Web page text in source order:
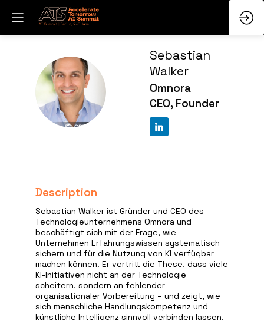
SW
Sebastian
Walker
Omnora
CEO, Founder
Description
Sebastian Walker ist Gründer und CEO des
Technologieunternehmens Omnora und
beschäftigt sich mit der Frage, wie
Unternehmen Erfahrungswissen systematisch
sichern und für die Nutzung von KI verfügbar
machen können. Er vertritt die These, dass viele
KI-Initiativen nicht an der Technologie
scheitern, sondern an fehlender
organisationaler Vorbereitung – und zeigt, wie
sich menschliche Handlungskompetenz und